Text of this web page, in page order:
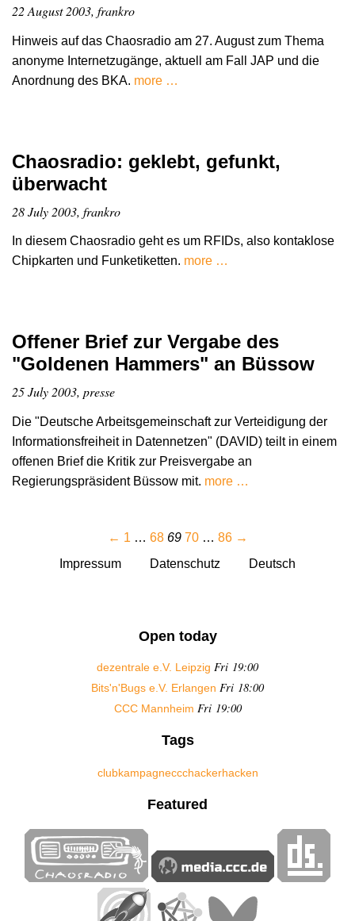
22 August 2003, frankro
Hinweis auf das Chaosradio am 27. August zum Thema
anonyme Internetzugänge, aktuell am Fall JAP und die
Anordnung des BKA. more …
Chaosradio: geklebt, gefunkt,
überwacht
28 July 2003, frankro
In diesem Chaosradio geht es um RFIDs, also kontaklose
Chipkarten und Funketiketten. more …
Offener Brief zur Vergabe des
"Goldenen Hammers" an Büssow
25 July 2003, presse
Die "Deutsche Arbeitsgemeinschaft zur Verteidigung der
Informationsfreiheit in Datennetzen" (DAVID) teilt in einem
offenen Brief die Kritik zur Preisvergabe an
Regierungspräsident Büssow mit. more …
← 1 … 68 69 70 … 86 →
Impressum
Datenschutz Deutsch
Open today
dezentrale e.V. Leipzig Fri 19:00
Bits'n'Bugs e.V. Erlangen Fri 18:00
CCC Mannheim Fri 19:00
Tags
clubkampagneccchackerhacken
Featured